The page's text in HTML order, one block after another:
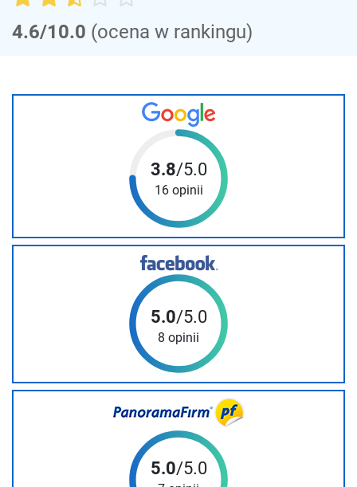
4.6/10.0 (ocena w rankingu)
3.8/5.0
16 opinii
5.0/5.0
8 opinii
5.0/5.0